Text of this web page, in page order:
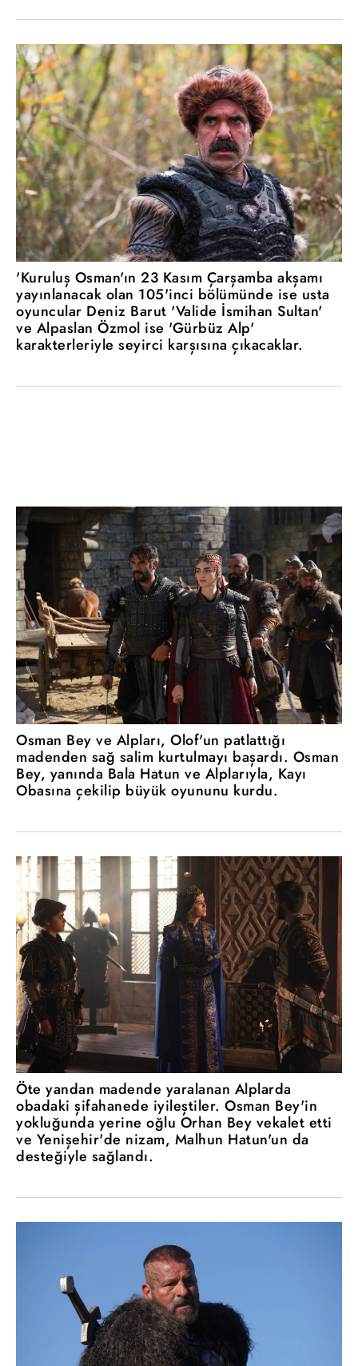
'Kuruluş Osman'ın 23 Kasım Çarşamba akşamı
yayınlanacak olan 105'inci bölümünde ise usta
oyuncular Deniz Barut 'Valide İsmihan Sultan'
ve Alpaslan Özmol ise 'Gürbüz Alp'
karakterleriyle seyirci karşısına çıkacaklar.
Osman Bey ve Alpları, Olof'un patlattığı
madenden sağ salim kurtulmayı başardı. Osman
Bey, yanında Bala Hatun ve Alplarıyla, Kayı
Obasına çekilip büyük oyununu kurdu.
Öte yandan madende yaralanan Alplarda
obadaki şifahanede iyileştiler. Osman Bey'in
yokluğunda yerine oğlu Orhan Bey vekalet etti
ve Yenişehir'de nizam, Malhun Hatun'un da
desteğiyle sağlandı.